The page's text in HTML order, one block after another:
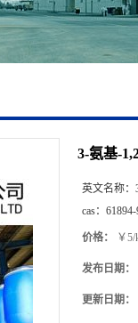
3-氨基-
英文名称：
cas：
价格： ￥5/
发布日期：
更新日期：